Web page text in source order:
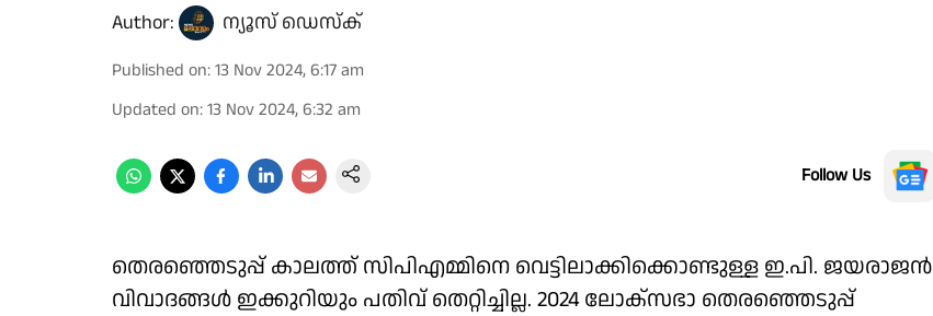
Author: ന്യൂസ് ഡെസ്ക്
Published on:13 Nov 2024, 6:17 am
Updated on:13 Nov 2024, 6:32 am
Follow Us
തെരഞ്ഞെടുപ്പ് കാലത്ത് സിപിഎമ്മിനെ വെട്ടിലാക്കിക്കൊണ്ടുള്ള ഇ.പി. ജയരാജന്‍
വിവാദങ്ങള്‍ ഇക്കുറിയും പതിവ് തെറ്റിച്ചില്ല. 2024 ലോക്‌സഭാ തെരഞ്ഞെടുപ്പ്